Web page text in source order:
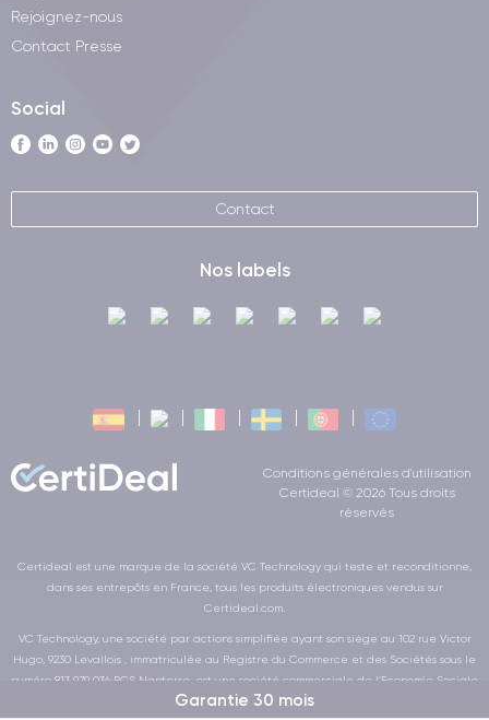
Garantie 30 mois
Rejoignez-nous
Contact Presse
Social
Contact
Nos labels
Conditions générales d'utilisation
Certideal © 2026 Tous droits
réservés
Certideal est une marque de la société VC Technology qui teste et reconditionne,
dans ses entrepôts en France, tous les produits électroniques vendus sur
Certideal.com.
VC Technology, une société par actions simplifiée ayant son siège au 102 rue Victor
Hugo, 9230 Levallois , immatriculée au Registre du Commerce et des Sociétés sous le
numéro 813 979 036 RCS Nanterre, est une société commerciale de l’Economie Sociale
et Solidaire au sens de la loi de la LOI n° 2014-856 du 31 juillet 2014